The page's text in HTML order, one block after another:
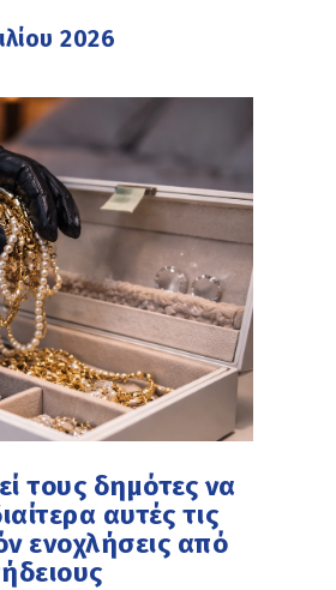
2026
τους δημότες να
αυτές τις
ενοχλήσεις από